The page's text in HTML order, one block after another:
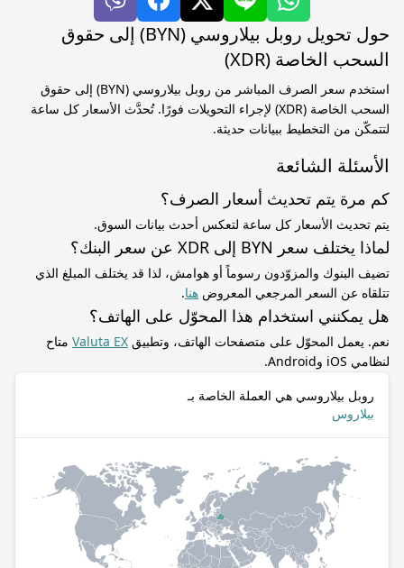
حول تحويل روبل بيلاروسي (BYN) إلى حقوق
السحب الخاصة (XDR)
استخدم سعر الصرف المباشر من روبل بيلاروسي (BYN) إلى حقوق
السحب الخاصة (XDR) لإجراء التحويلات فورًا. تُحدَّث الأسعار كل ساعة
لتتمكّن من التخطيط ببيانات حديثة.
الأسئلة الشائعة
كم مرة يتم تحديث أسعار الصرف؟
يتم تحديث الأسعار كل ساعة لتعكس أحدث بيانات السوق.
لماذا يختلف سعر BYN إلى XDR عن سعر البنك؟
تضيف البنوك والمزوّدون رسوماً أو هوامش، لذا قد يختلف المبلغ الذي
تتلقاه عن السعر المرجعي المعروض هنا.
هل يمكنني استخدام هذا المحوّل على الهاتف؟
نعم. يعمل المحوّل على متصفحات الهاتف، وتطبيق Valuta EX متاح
لنظامي iOS وAndroid.
روبل بيلاروسي هي العملة الخاصة بـ
بيلاروس